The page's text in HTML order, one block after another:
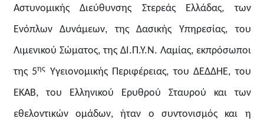
Αστυνομικής Διεύθυνσης Στερεάς Ελλάδας, των
Ενόπλων Δυνάμεων, της Δασικής Υπηρεσίας, του
Λιμενικού Σώματος, της ΔΙ.Π.Υ.Ν. Λαμίας, εκπρόσωποι
της 5ης
Υγειονομικής Περιφέρειας, του ΔΕΔΔΗΕ, του
ΕΚΑΒ, του Ελληνικού Ερυθρού Σταυρού και των
εθελοντικών ομάδων, ήταν ο συντονισμός και η